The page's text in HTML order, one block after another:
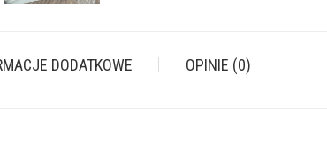
DODATKOWE OPINIE (0)